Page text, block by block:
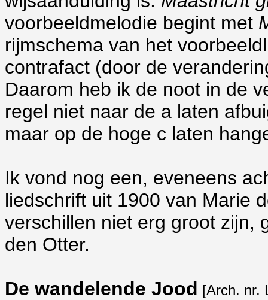
voorbeeldmelodie begint met
rijmschema van het
contrafact (door de
Daarom heb ik de noot in de
regel niet naar de a laten
maar op de hoge c laten
Ik vond nog een, eveneens
liedschrift uit 1900 van Marie
verschillen niet erg groot zijn,
den Otter.
De wandelende Jood [Arch. nr.